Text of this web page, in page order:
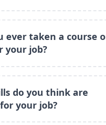
ever taken a course
your job?
do you think are
your job?